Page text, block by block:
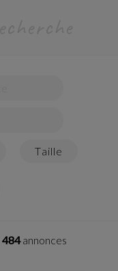
taille
484annonces